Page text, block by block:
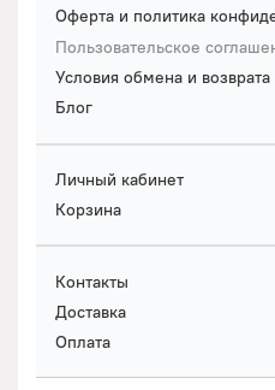
Оферта и политика
Пользовательское
Условия обмена и возврата
Блог
Личный кабинет
Корзина
Контакты
Доставка
Оплата